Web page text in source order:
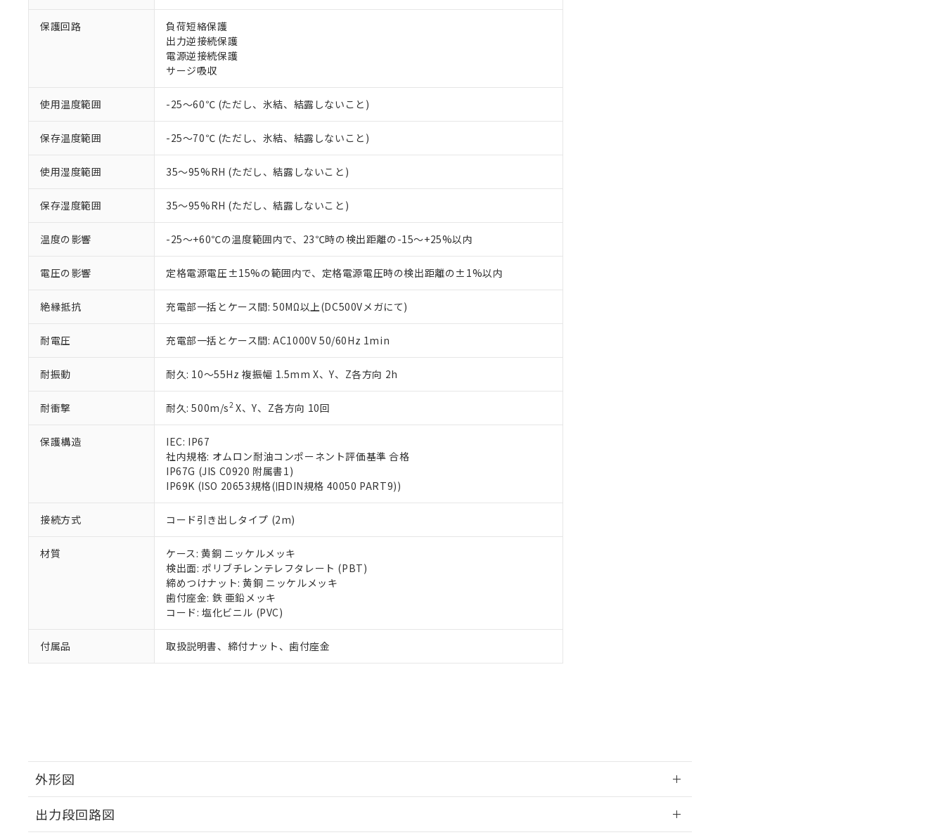
保護回路
負荷短絡保護
出力逆接続保護
電源逆接続保護
サージ吸収
使用温度範囲 -25～60℃ (ただし、氷結、結露しないこと)
保存温度範囲 -25～70℃ (ただし、氷結、結露しないこと)
使用湿度範囲 35～95%RH (ただし、結露しないこと)
保存湿度範囲 35～95%RH (ただし、結露しないこと)
温度の影響 -25～+60℃の温度範囲内で、23℃時の検出距離の-15～+25%以内
電圧の影響 定格電源電圧±15%の範囲内で、定格電源電圧時の検出距離の±1%以内
絶縁抵抗 充電部一括とケース間: 50MΩ以上(DC500Vメガにて)
耐電圧 充電部一括とケース間: AC1000V 50/60Hz 1min
耐振動 耐久: 10～55Hz 複振幅 1.5mm X、Y、Z各方向 2h
耐衝撃 耐久: 500m/s2X、Y、Z各方向 10回
保護構造
IEC: IP67
社内規格: オムロン耐油コンポーネント評価基準 合格
IP67G (JIS C0920 附属書1)
IP69K (ISO 20653規格(旧DIN規格 40050 PART9))
接続方式 コード引き出しタイプ (2m)
材質
ケース: 黄銅 ニッケルメッキ
検出面: ポリブチレンテレフタレート (PBT)
締めつけナット: 黄銅 ニッケルメッキ
歯付座金: 鉄 亜鉛メッキ
コード: 塩化ビニル (PVC)
付属品 取扱説明書、締付ナット、歯付座金
外形図
出力段回路図
本サービスは、当社制御機器事業取扱商品の当社在庫状況および標準価格(税抜)を提供させていただ
正式な納期状況および標準価格はお客様のお取引先、またはお客様担当のオムロン制御機器販売店・
当社販売員にご相談ください。
在庫状況および標準価格結果を当社の事前の承諾なく第三者に漏洩または開示しないようお願いしま
す。
マイパーツ機能（部品リスト作成サービス）をご利用いただくには、I-Webメンバーズにご登録され
ている必要があります。
お客様が当ウェブサイト上で当社にご登録された部品リストについて、当社および当社の共同利用者
が、当社の製品・サービスに関するお客様との取引・商談に必要な範囲で利用することをご了承くだ
※当社の共同利用者とは、"個人情報の共同利用に関して"
いる法人を指します。
*EU RoHS指令（10物質）：
鉛(Pb) 1000ppm以下、 水銀(Hg) 1000ppm以下、 カドミウム(Cd) 100ppm以下、
六価クロム(Cr(Ⅵ)) 1000ppm以下、ポリ臭化ビフェニル類(PBB) 1000ppm以下、ポリ臭化ジフェニルエーテル類(PBDE) 1000ppm以下、
フタル酸ビス(2-エチルヘキシル) (DEHP)(別名：DOP) 1000ppm以下、フタル酸ブチルベンジル（BBP） 1000ppm以下、フタル酸ジブチ
ル（DBP） 1000ppm以下、フタル酸ジイソブチル (DIBP) 1000ppm以下
但し、RoHS指令で産業用監視および制御機器に対する適用除外項目は除く。
※2 対応予定月
部品在庫の切り替え状況などにより、予定月が前後することがあります。
※3 非含有証明書ダウンロード
下記の非含有証明書をダウンロードすることができます。
51物質の非含有証明書（当社基準）
※本証明書は発行日時点で非含有を証明するもので、過去に遡って非含有を証明するものではありません。
また、RoHS指令のフタル酸エステル類４物質の対応では、対応完了までの期間は出荷製品に未対応品が
混在することから備考欄に対応日を記載しておりました。
既に当社にて対応品への在庫切替を完了していることから、特段のことがない限り、2022年1月12日よ
「－」：未確認です。当社販売部門へお問い合わせください。
*中国RoHS10物質の基準値 (GB/T26572)：
Pb(鉛) :1000ppm、 Hg(水銀) : 1000ppm、 Cd(カドミウム) : 100ppm、
DEHP(フタル酸ビス(2-エチルヘキシル)) : 1000ppm
※2 環境保護使用期限
「10」：通常の使用状況下において有害物質が外部に漏えいし、環境に深刻な影響を及ぼさない年数を意
味します。
「－」：未確認です。当社販売部門へお問い合わせください。
当社は、これら貴社製品のうち、外国為替および外国貿易法に定める商品（以下｢規制貨物等」とい
当社は貴社製品を、核兵器、ミサイル、化学兵器、生物兵器またはその他武器並びにこれらの製造装
置等に一切使用いたしません。
当社は、貴社製品を第三者に販売する場合は、上記1、2および3の内容を当該第三者に通知します。
たしません。
△ 一定数には満たないが在庫あり
－
在庫なし(最新の在庫状況については、お客様のお取引先、またはお客様担当のオムロン制御
白